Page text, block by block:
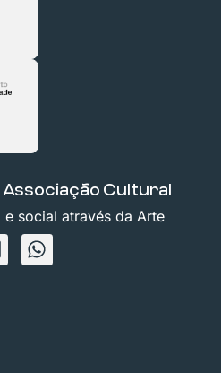
Associação Cultural
social através da Arte